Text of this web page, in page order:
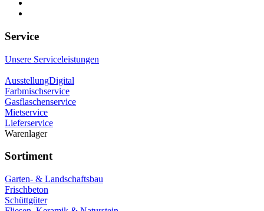
Service
Unsere Serviceleistungen
AusstellungDigital
Farbmischservice
Gasflaschenservice
Mietservice
Lieferservice
Warenlager
Sortiment
Garten- & Landschaftsbau
Frischbeton
Schüttgüter